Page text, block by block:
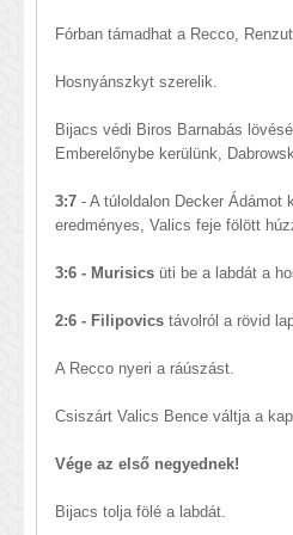
Fórban támadhat a Recco,
Hosnyánszkyt szerelik.
Bijacs védi Biros Barnabás
Emberelőnybe kerülünk,
3:7 - A túloldalon Decker Ádámot
eredményes, Valics feje fölött
3:6 - Murisics üti be a labdát a
2:6 - Filipovics távolról a rövid
A Recco nyeri a ráúszást.
Csiszárt Valics Bence váltja a
Vége az első negyednek!
Bijacs tolja fölé a labdát.